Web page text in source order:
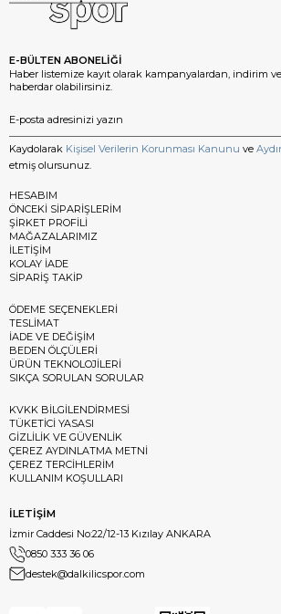
E-BÜLTEN ABONELİĞİ
Haber listemize kayıt olarak kampanyalardan, indirim
haberdar olabilirsiniz.
Kaydolarak Kişisel Verilerin Korunması Kanunu ve
etmiş olursunuz.
HESABIM
ÖNCEKİ SİPARİŞLERİM
ŞİRKET PROFİLİ
MAĞAZALARIMIZ
İLETİŞİM
KOLAY İADE
SİPARİŞ TAKİP
ÖDEME SEÇENEKLERİ
TESLİMAT
İADE VE DEĞİŞİM
BEDEN ÖLÇÜLERİ
ÜRÜN TEKNOLOJİLERİ
SIKÇA SORULAN SORULAR
KVKK BİLGİLENDİRMESİ
TÜKETİCİ YASASI
GİZLİLİK VE GÜVENLİK
ÇEREZ AYDINLATMA METNİ
ÇEREZ TERCİHLERİM
KULLANIM KOŞULLARI
İLETİŞİM
İzmir Caddesi No:22/12-13 Kızılay ANKARA
0850 333 36 06
destek@dalkilicspor.com